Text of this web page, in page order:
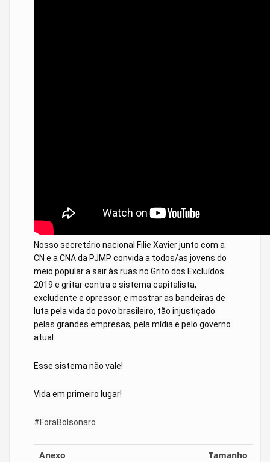
Nosso secretário nacional Filie Xavier junto com a
CN e a CNA da PJMP convida a todos/as jovens do
meio popular a sair às ruas no Grito dos Excluídos
2019 e gritar contra o sistema capitalista,
excludente e opressor, e mostrar as bandeiras de
luta pela vida do povo brasileiro, tão injustiçado
pelas grandes empresas, pela mídia e pelo governo
atual.
Esse sistema não vale!
Vida em primeiro lugar!
#ForaBolsonaro
Anexo Tamanho